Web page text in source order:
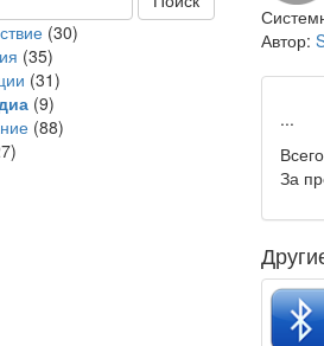
(30)
(35)
(31)
(9)
(88)
Автор:
...
За